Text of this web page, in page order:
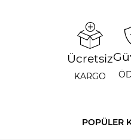
Ücretsiz
KARGO
POPÜLER